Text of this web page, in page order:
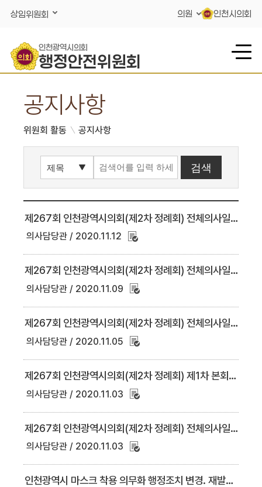
상임위원회 의원 인천시의회
인천광역시의회
행정안전위원회
공지사항
위원회 활동 공지사항
제267회 인천광역시의회(제2차 정례회) 전체의사일정('20. 11. 12. 14시 현재)
의사담당관 2020.11.12
제267회 인천광역시의회(제2차 정례회) 전체의사일정('20. 11. 9. 18시 현재)
의사담당관 2020.11.09
제267회 인천광역시의회(제2차 정례회) 전체의사일정('20. 11. 5. 18시 현재)
의사담당관 2020.11.05
제267회 인천광역시의회(제2차 정례회) 제1차 본회의 당일의사일정(11.5.)
의사담당관 2020.11.03
제267회 인천광역시의회(제2차 정례회) 전체의사일정('20. 11. 3. 15시 현재)
의사담당관 2020.11.03
인천광역시 마스크 착용 의무화 행정조치 변경. 재발령 안내